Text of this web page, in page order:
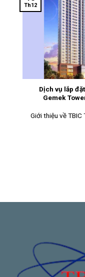
Dịch vụ lắp
Gemek
Giới thiệu về TBIC
Th12